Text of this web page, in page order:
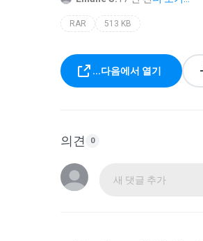
RAR 513 KB
...다음에서 열기
의견 0
새 댓글 추가